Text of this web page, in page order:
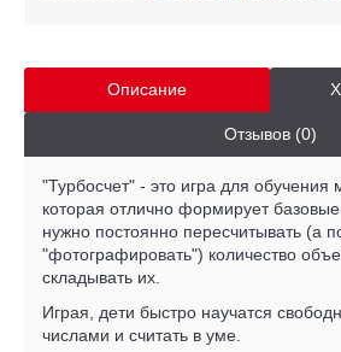
Описание
Отзывов (0)
"Турбосчет" - это игра для обучения
которая отлично формирует
нужно постоянно пересчитывать (а
"фотографировать") количество
складывать их.
Играя, дети быстро научатся
числами и считать в уме.